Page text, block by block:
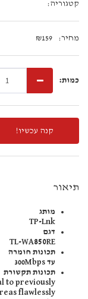
קטגוריה:
מחיר: ₪159
כמות:
קנה עכשיו!
תיאור
מותג
TP-Lnk
דגם
TL-WA850RE
תכונות חומרה
עד 300Mbps
תכונות תקשורת
to previously
flawlessly